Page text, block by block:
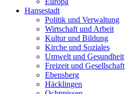
Hansestadt
Politik und Verwaltung
Wirtschaft und Arbeit
Kultur und Bildung
Kirche und Soziales
Umwelt und Gesundheit
Freizeit und Gesellschaft
Ebensberg
Häcklingen